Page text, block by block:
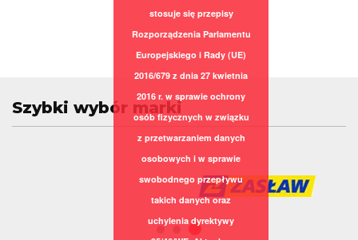
Szybki wybór marki
stosuje się przepisy
Rozporządzenia Parlamentu
Europejskiego i Rady (UE)
2016/679 z dnia 27 kwietnia
2016 r. w sprawie ochrony
osób fizycznych w związku
z przetwarzaniem danych
osobowych i w sprawie
swobodnego przepływu
takich danych oraz
uchylenia dyrektywy